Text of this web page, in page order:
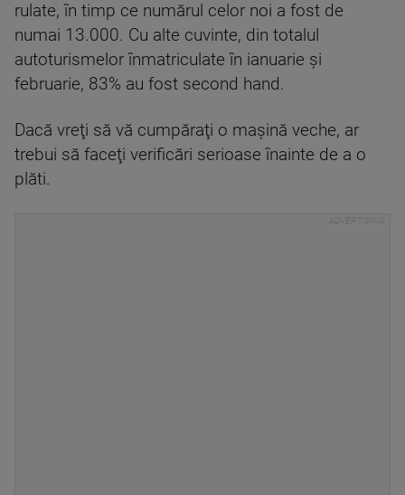
rulate, în timp ce numărul celor noi a fost de
numai 13.000. Cu alte cuvinte, din totalul
autoturismelor înmatriculate în ianuarie şi
februarie, 83% au fost second hand.
Dacă vreţi să vă cumpăraţi o maşină veche, ar
trebui să faceţi verificări serioase înainte de a o
plăti.